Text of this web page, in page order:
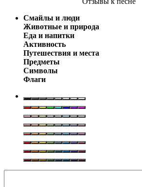
Смайлы и люди
Животные и природа
Еда и напитки
Активность
Путешествия и места
Предметы
Символы
Флаги